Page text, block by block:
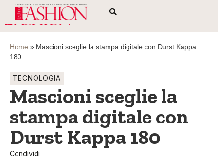
Home » Mascioni sceglie la stampa digitale con Durst Kappa
180
TECNOLOGIA
Mascioni sceglie la
stampa digitale con
Durst Kappa 180
Condividi